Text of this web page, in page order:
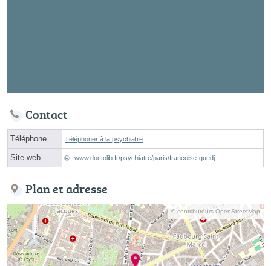
Contact
Téléphone Téléphoner à la psychiatre
Site web www.doctolib.fr/psychiatre/paris/francoise-guedj
Plan et adresse
© contributeurs OpenStreetMap